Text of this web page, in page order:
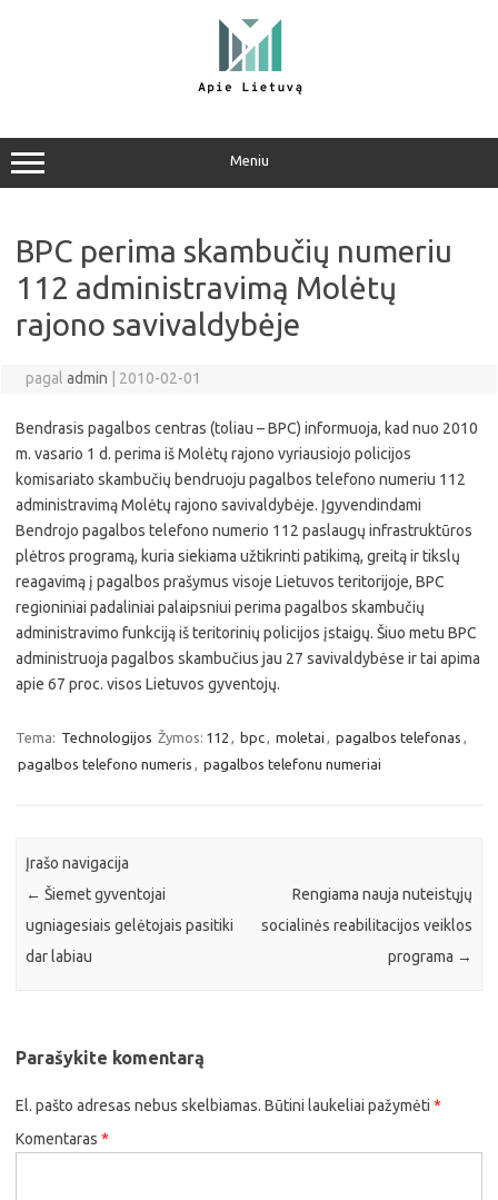
Meniu
BPC perima skambučių numeriu
112 administravimą Molėtų
rajono savivaldybėje
pagal admin 2010-02-01
Bendrasis pagalbos centras (toliau – BPC) informuoja, kad nuo 2010
m. vasario 1 d. perima iš Molėtų rajono vyriausiojo policijos
komisariato skambučių bendruoju pagalbos telefono numeriu 112
administravimą Molėtų rajono savivaldybėje. Įgyvendindami
Bendrojo pagalbos telefono numerio 112 paslaugų infrastruktūros
plėtros programą, kuria siekiama užtikrinti patikimą, greitą ir tikslų
reagavimą į pagalbos prašymus visoje Lietuvos teritorijoje, BPC
regioniniai padaliniai palaipsniui perima pagalbos skambučių
administravimo funkciją iš teritorinių policijos įstaigų. Šiuo metu BPC
administruoja pagalbos skambučius jau 27 savivaldybėse ir tai apima
apie 67 proc. visos Lietuvos gyventojų.
Tema: Technologijos Žymos: 112 , bpc, moletai , pagalbos telefonas ,
pagalbos telefono numeris , pagalbos telefonu numeriai
Įrašo navigacija
← Šiemet gyventojai
ugniagesiais gelėtojais pasitiki
dar labiau
Rengiama nauja nuteistųjų
socialinės reabilitacijos veiklos
programa →
Parašykite komentarą
El. pašto adresas nebus skelbiamas. Būtini laukeliai pažymėti *
Komentaras *